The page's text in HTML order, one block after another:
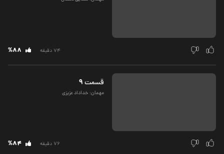
74 دقیقه %88
قسمت‌9
مهمان: خداداد عزیزی
76 دقیقه %84